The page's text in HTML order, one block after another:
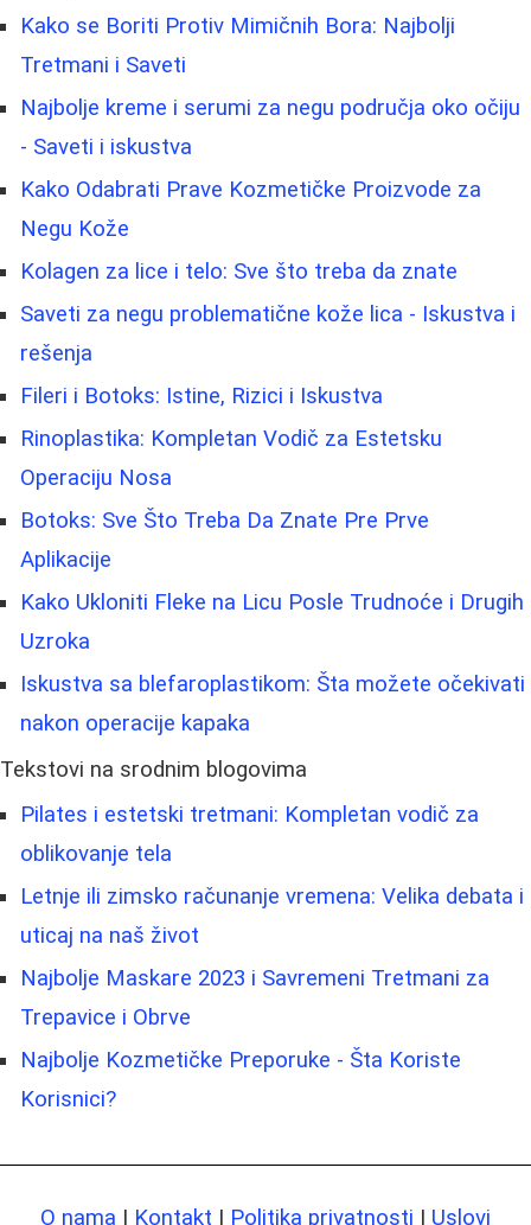
Kako se Boriti Protiv Mimičnih Bora: Najbolji
Tretmani i Saveti
Najbolje kreme i serumi za negu područja oko očiju
- Saveti i iskustva
Kako Odabrati Prave Kozmetičke Proizvode za
Negu Kože
Kolagen za lice i telo: Sve što treba da znate
Saveti za negu problematične kože lica - Iskustva i
rešenja
Fileri i Botoks: Istine, Rizici i Iskustva
Rinoplastika: Kompletan Vodič za Estetsku
Operaciju Nosa
Botoks: Sve Što Treba Da Znate Pre Prve
Aplikacije
Kako Ukloniti Fleke na Licu Posle Trudnoće i Drugih
Uzroka
Iskustva sa blefaroplastikom: Šta možete očekivati
nakon operacije kapaka
Tekstovi na srodnim blogovima
Pilates i estetski tretmani: Kompletan vodič za
oblikovanje tela
Letnje ili zimsko računanje vremena: Velika debata i
uticaj na naš život
Najbolje Maskare 2023 i Savremeni Tretmani za
Trepavice i Obrve
Najbolje Kozmetičke Preporuke - Šta Koriste
Korisnici?
O nama | Kontakt | Politika privatnosti | Uslovi